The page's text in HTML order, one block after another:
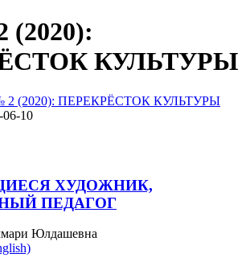
(2020):
КУЛЬТУРЫ
06-10
ХУДОЖНИК,
ПЕДАГОГ
Юлдашевна